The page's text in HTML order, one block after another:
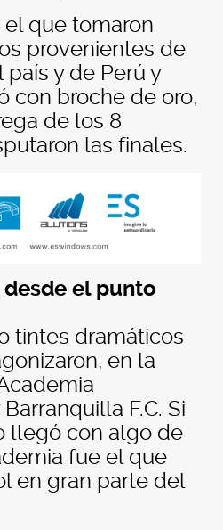
que tomaron
provenientes de
y de Perú y
con broche de oro,
de los 8
las finales.
el punto
tintes dramáticos
en la
F.C. Si
llegó con algo de
fue el que
en gran parte del